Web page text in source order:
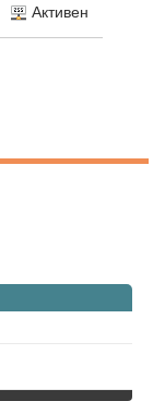
Активен